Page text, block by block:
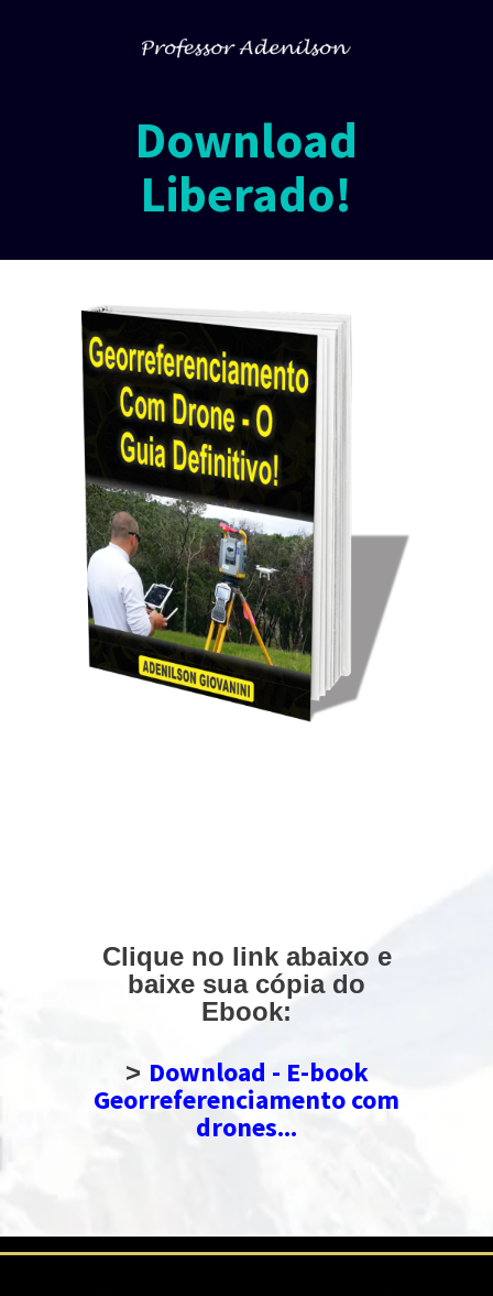
Download
Liberado!
Clique no link abaixo e
baixe sua cópia do
Ebook:
> Download - E-book
Georreferenciamento com
drones...